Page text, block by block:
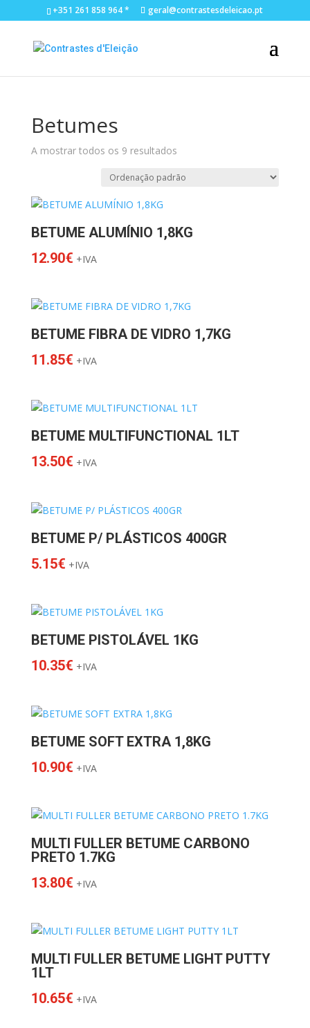
+351 261 858 964 * geral@contrastesdeleicao.pt
Betumes
A mostrar todos os 9 resultados
BETUME ALUMÍNIO 1,8KG
12.90€ +IVA
BETUME FIBRA DE VIDRO 1,7KG
11.85€ +IVA
BETUME MULTIFUNCTIONAL 1LT
13.50€ +IVA
BETUME P/ PLÁSTICOS 400GR
5.15€ +IVA
BETUME PISTOLÁVEL 1KG
10.35€ +IVA
BETUME SOFT EXTRA 1,8KG
10.90€ +IVA
MULTI FULLER BETUME CARBONO
PRETO 1.7KG
13.80€ +IVA
MULTI FULLER BETUME LIGHT PUTTY
1LT
10.65€ +IVA